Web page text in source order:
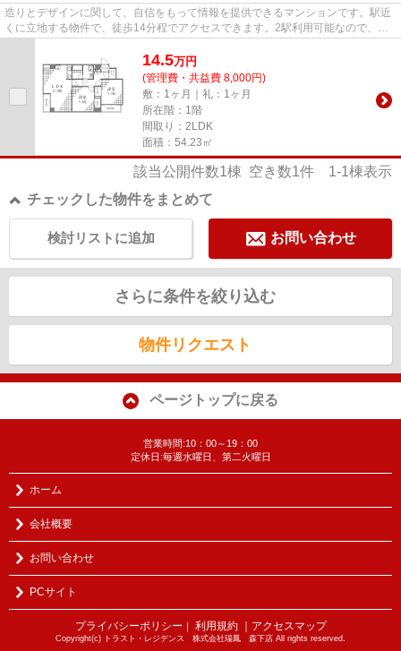
造りとデザインに関して、自信をもって情報を提供できるマンションです。駅近
くに立地する物件で、徒歩14分程でアクセスできます。2駅利用可能なので、用
14.5万円
(管理費・共益費 8,000円)
敷：1ヶ月｜礼：1ヶ月
所在階：1階
間取り：2LDK
面積：54.23㎡
該当公開件数1棟 空き数1件 1-1棟表示
チェックした物件をまとめて
お問い合わせ
検討リストに追加
さらに条件を絞り込む
物件リクエスト
ページトップに戻る
営業時間:10：00～19：00
定休日:毎週水曜日、第二火曜日
ホーム
会社概要
お問い合わせ
PCサイト
プライバシーポリシー ｜ 利用規約 ｜アクセスマップ
Copyright(c) トラスト・レジデンス 株式会社瑞鳳 森下店 All rights reserved.